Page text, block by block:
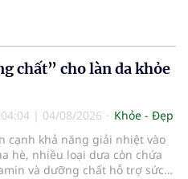
chất” cho làn da khỏe
04:04 | 04/08/2026
Khỏe - Đẹp
cạnh khả năng giải nhiệt vào
hè, nhiều loại dưa còn chứa
và dưỡng chất hỗ trợ sức